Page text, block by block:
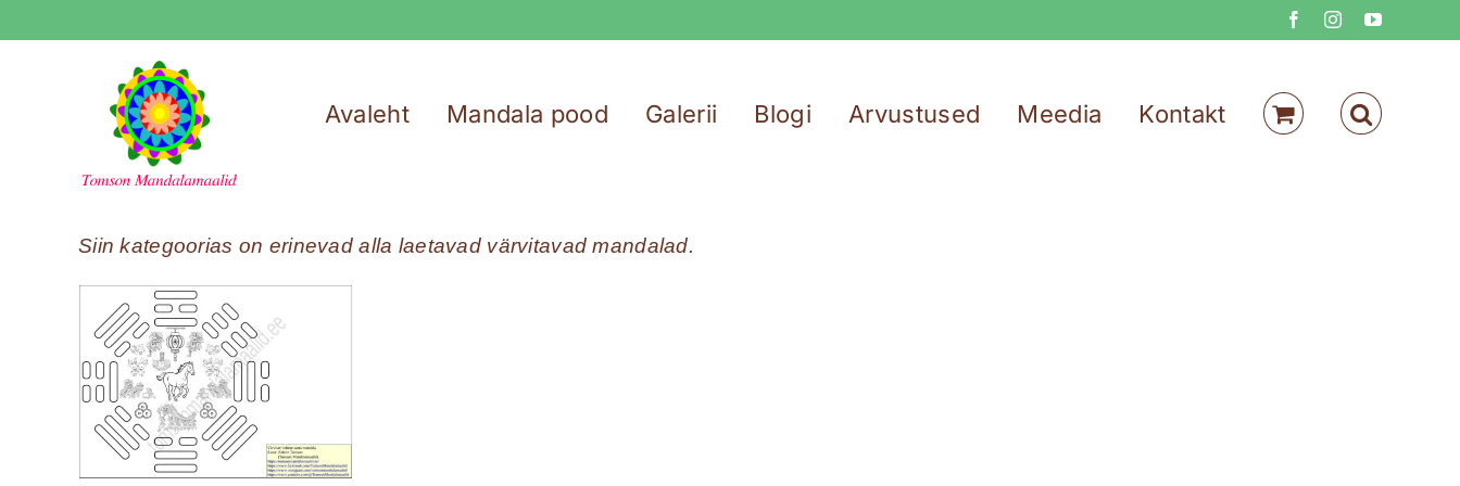
FacebookInstagramYouTube
Avaleht Mandala pood Galerii Blogi Arvustused Meedia Kontakt
Siin kategoorias on erinevad alla laetavad värvitavad mandalad.